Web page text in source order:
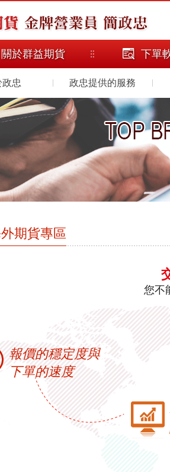
關於群益期貨 下單
政忠 政忠提供的服務
期貨專區
您不
報價的穩定度與
下單的速度